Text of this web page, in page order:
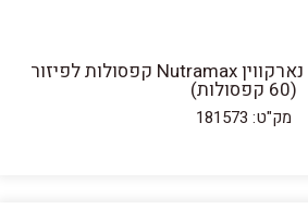
תוסף תמיכה בכיליה נארקווין Nutramax קפסולות לפיזור
(60 קפסולות)
מק"ט: 181573